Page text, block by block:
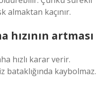
almaktan kaçınır.
hızının artması
hızlı karar verir.
bataklığında kaybolmaz.